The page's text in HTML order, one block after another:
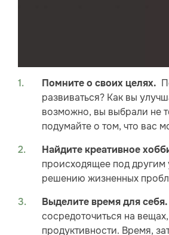
Помните о своих целях.
развиваться? Как вы
возможно, вы выбрали не
подумайте о том, что вас
Найдите креативное
происходящее под другим
решению жизненных
Выделите время для себя.
сосредоточиться на
продуктивности. Время,